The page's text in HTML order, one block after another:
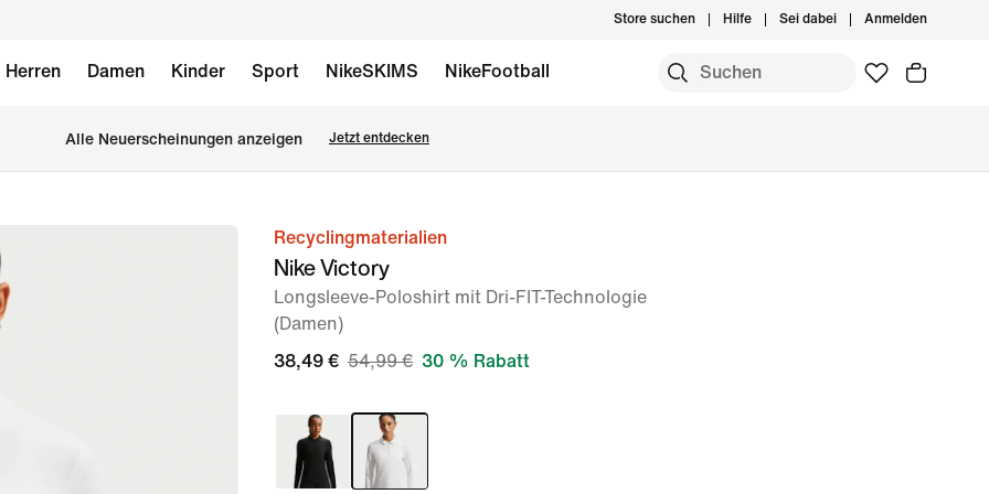
Store suchen Hilfe Sei dabei Anmelden
Herren Damen Kinder Sport NikeSKIMS NikeFootball
Alle Neuerscheinungen anzeigen Jetzt entdecken
Bild 1Recyclingmaterialien
Nike Victory
Longsleeve-Poloshirt mit Dri-FIT-Technologie
(Damen)
38,49 € 54,99 € 30 % Rabatt